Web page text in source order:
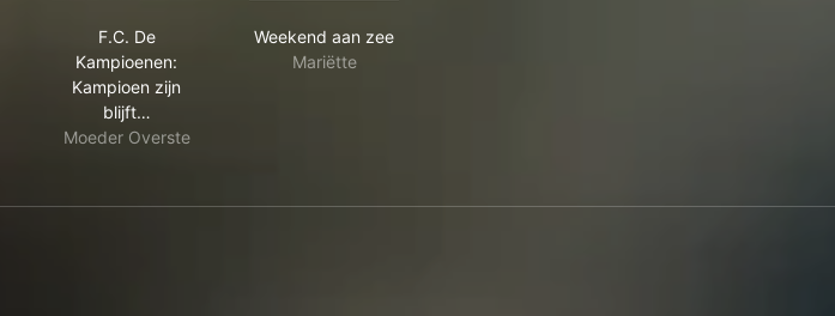
F.C. De
Kampioenen:
Kampioen zijn
blijft…
Moeder Overste
Weekend aan zee
Mariëtte